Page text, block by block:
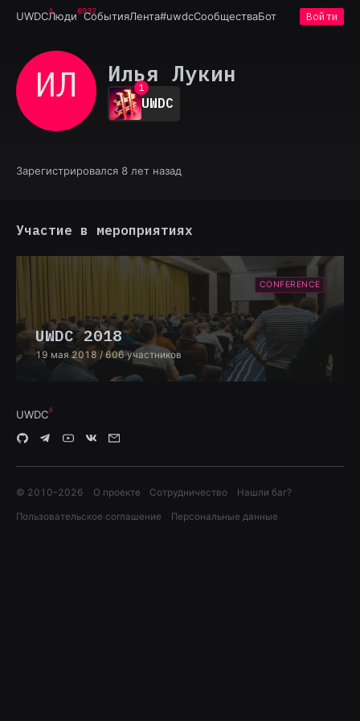
UWDCЛюди6932
СобытияЛента#uwdcСообществаБот Войти
ИЛ Илья Лукин
0
1
2
3
6
UWDC
Зарегистрировался 8 лет назад
Участие в мероприятиях
CONFERENCE
UWDC 2018
19 мая 2018 / 606 участников
UWDC
© 2010–2026 О проекте Сотрудничество Нашли баг?
Пользовательское соглашение Персональные данные